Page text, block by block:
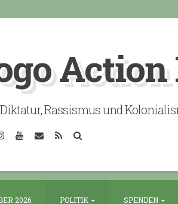
Action
Rassismus und
InstagramYouTube
EmailRSS
2026 POLITIK SPENDEN